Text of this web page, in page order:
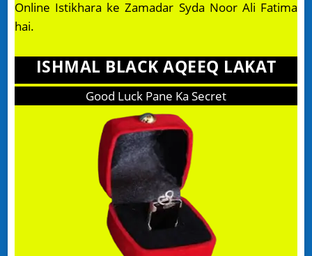
Online Istikhara ke Zamadar Syda Noor Ali Fatima
hai.
ISHMAL BLACK AQEEQ LAKAT
Good Luck Pane Ka Secret